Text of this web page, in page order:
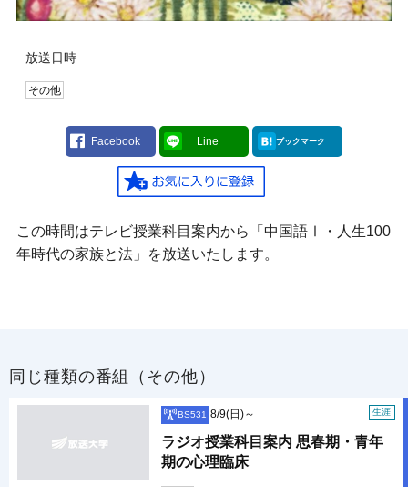
放送日時
その他
Facebook Line ブックマーク
この時間はテレビ授業科目案内から「中国語Ⅰ・人生100
年時代の家族と法」を放送いたします。
同じ種類の番組（その他）
BS531 生涯
8/9(日)～
ラジオ授業科目案内 思春期・青年
期の心理臨床